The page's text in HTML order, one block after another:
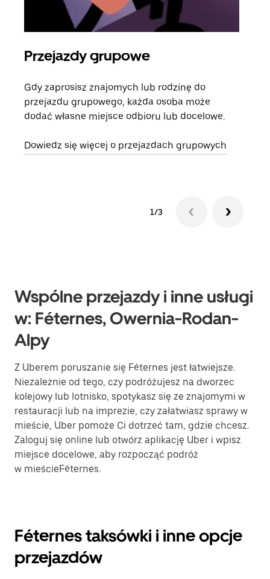
Przejazdy grupowe
Gdy zaprosisz znajomych lub rodzinę do
przejazdu grupowego, każda osoba może
dodać własne miejsce odbioru lub docelowe.
Dowiedz się więcej o przejazdach grupowych
1/3
Wspólne przejazdy i inne usługi
w: Féternes, Owernia-Rodan-
Alpy
Z Uberem poruszanie się Féternes jest łatwiejsze.
Niezależnie od tego, czy podróżujesz na dworzec
kolejowy lub lotnisko, spotykasz się ze znajomymi w
restauracji lub na imprezie, czy załatwiasz sprawy w
mieście, Uber pomoże Ci dotrzeć tam, gdzie chcesz.
Zaloguj się online lub otwórz aplikację Uber i wpisz
miejsce docelowe, aby rozpocząć podróż
w mieścieFéternes.
Féternes taksówki i inne opcje
przejazdów